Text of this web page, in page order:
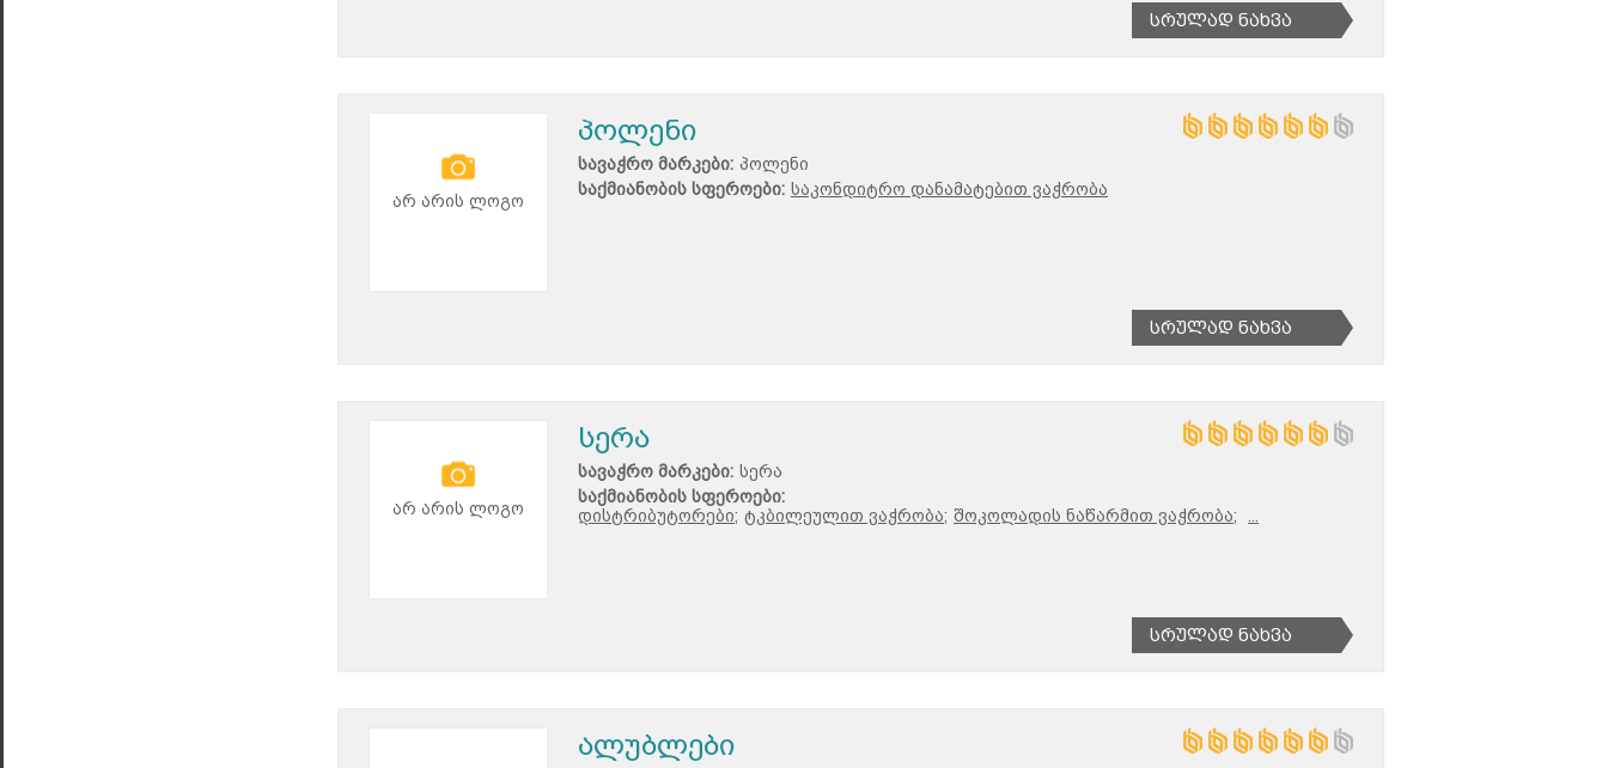
Სრულად Ნახვა
არ არის ლოგო
პოლენი
სავაჭრო მარკები: პოლენი
საქმიანობის სფეროები: საკონდიტრო დანამატებით ვაჭრობა
Სრულად Ნახვა
არ არის ლოგო
სერა
სავაჭრო მარკები: სერა
საქმიანობის სფეროები:
დისტრიბუტორები; ტკბილეულით ვაჭრობა; შოკოლადის ნაწარმით ვაჭრობა;
Სრულად Ნახვა
ალუბლები